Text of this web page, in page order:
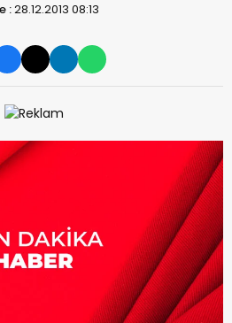
:28.12.2013 08:13